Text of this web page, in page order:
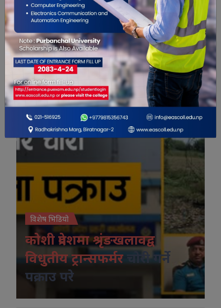
मानव संसाधन विभागको
नयाँ कार्यालय सञ्चालनमा
सेवा सुरु
विशेष भिडियो
विशेष भिडियो
कोशी प्रदेशमा श्रृंङखलावद्व
विधुतीय ट्रान्सफर्मर
चोरी गर्ने
पक्राउ परे